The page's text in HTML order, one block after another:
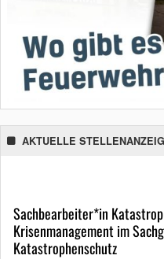
AKTUELLE
Sachbearbeiter*in
Krisenmanagement im
Katastrophenschutz